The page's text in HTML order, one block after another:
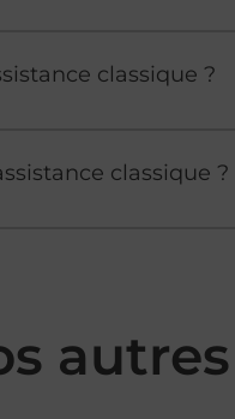
classique ?
classique ?